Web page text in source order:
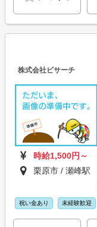
株式会社ビサーチ
時給1,500円～
栗原市 / 瀬峰駅
祝い金あり 未経験歓迎